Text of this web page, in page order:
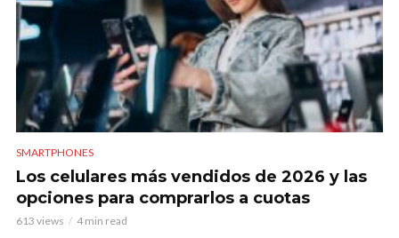
SMARTPHONES
Los celulares más vendidos de 2026 y las
opciones para comprarlos a cuotas
613 views 4 min read